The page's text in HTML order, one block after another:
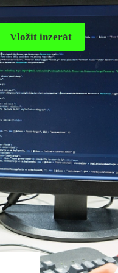
Vložit inzerát